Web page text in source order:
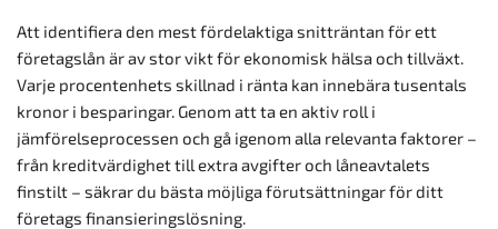
Att identifiera den mest fördelaktiga snitträntan för ett
företagslån är av stor vikt för ekonomisk hälsa och tillväxt.
Varje procentenhets skillnad i ränta kan innebära tusentals
kronor i besparingar. Genom att ta en aktiv roll i
jämförelseprocessen och gå igenom alla relevanta faktorer –
från kreditvärdighet till extra avgifter och låneavtalets
finstilt – säkrar du bästa möjliga förutsättningar för ditt
företags finansieringslösning.